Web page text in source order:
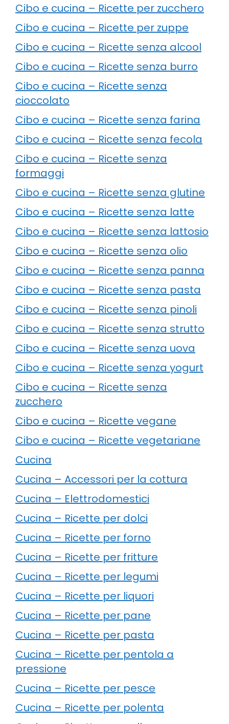
Cibo e cucina – Ricette per zucchero
Cibo e cucina – Ricette per zuppe
Cibo e cucina – Ricette senza alcool
Cibo e cucina – Ricette senza burro
Cibo e cucina – Ricette senza
cioccolato
Cibo e cucina – Ricette senza farina
Cibo e cucina – Ricette senza fecola
Cibo e cucina – Ricette senza
formaggi
Cibo e cucina – Ricette senza glutine
Cibo e cucina – Ricette senza latte
Cibo e cucina – Ricette senza lattosio
Cibo e cucina – Ricette senza olio
Cibo e cucina – Ricette senza panna
Cibo e cucina – Ricette senza pasta
Cibo e cucina – Ricette senza pinoli
Cibo e cucina – Ricette senza strutto
Cibo e cucina – Ricette senza uova
Cibo e cucina – Ricette senza yogurt
Cibo e cucina – Ricette senza
zucchero
Cibo e cucina – Ricette vegane
Cibo e cucina – Ricette vegetariane
Cucina
Cucina – Accessori per la cottura
Cucina – Elettrodomestici
Cucina – Ricette per dolci
Cucina – Ricette per forno
Cucina – Ricette per fritture
Cucina – Ricette per legumi
Cucina – Ricette per liquori
Cucina – Ricette per pane
Cucina – Ricette per pasta
Cucina – Ricette per pentola a
pressione
Cucina – Ricette per pesce
Cucina – Ricette per polenta